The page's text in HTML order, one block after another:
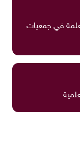
468 ‏) معلماً ومعلمة في جمعيات